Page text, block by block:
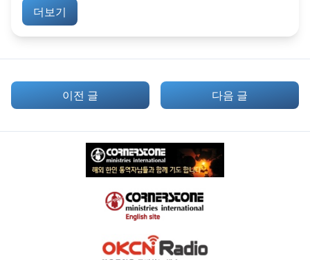
더보기
이전 글 다음 글